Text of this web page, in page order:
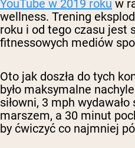
YouTube w 2019 roku w
wellness. Trening
roku i od tego czasu jest
fitnessowych mediów
Oto jak doszła do tych
było maksymalne
siłowni, 3 mph
marszem, a 30 minut
by ćwiczyć co najmniej